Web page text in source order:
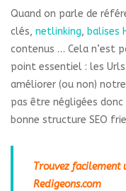
Quand on parle de
clés, netlinking, balises
contenus … Cela n’est
point essentiel : les
améliorer (ou non)
pas être négligées
bonne structure SEO
Trouvez facilement
Redigeons.com